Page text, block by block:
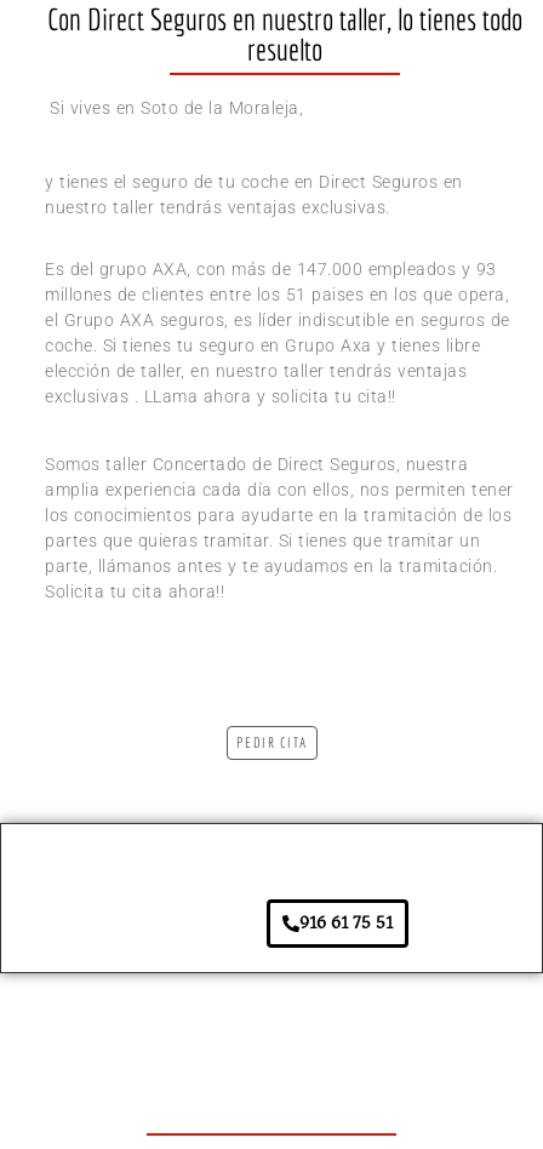
Con Direct Seguros en nuestro taller, lo tienes todo
resuelto
Si vives en Soto de la Moraleja,
y tienes el seguro de tu coche en Direct Seguros en
nuestro taller tendrás ventajas exclusivas.
Es del grupo AXA, con más de 147.000 empleados y 93
millones de clientes entre los 51 paises en los que opera,
el Grupo AXA seguros, es líder indiscutible en seguros de
coche. Si tienes tu seguro en Grupo Axa y tienes libre
elección de taller, en nuestro taller tendrás ventajas
exclusivas . LLama ahora y solicita tu cita!!
Somos taller Concertado de Direct Seguros, nuestra
amplia experiencia cada día con ellos, nos permiten tener
los conocimientos para ayudarte en la tramitación de los
partes que quieras tramitar. Si tienes que tramitar un
parte, llámanos antes y te ayudamos en la tramitación.
Solicita tu cita ahora!!
PEDIR CITA
916 61 75 51